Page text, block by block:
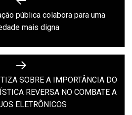
Previous
post:
pública colabora para uma
mais digna
Next
post:
SOBRE A IMPORTÂNCIA DO
REVERSA NO COMBATE A
ELETRÔNICOS